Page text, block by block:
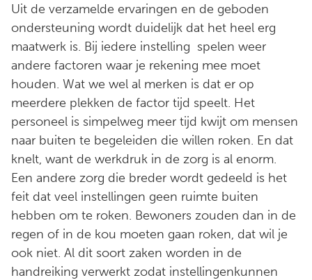
Uit de verzamelde ervaringen en de geboden
ondersteuning wordt duidelijk dat het heel erg
maatwerk is. Bij iedere instelling spelen weer
andere factoren waar je rekening mee moet
houden. Wat we wel al merken is dat er op
meerdere plekken de factor tijd speelt. Het
personeel is simpelweg meer tijd kwijt om mensen
naar buiten te begeleiden die willen roken. En dat
knelt, want de werkdruk in de zorg is al enorm.
Een andere zorg die breder wordt gedeeld is het
feit dat veel instellingen geen ruimte buiten
hebben om te roken. Bewoners zouden dan in de
regen of in de kou moeten gaan roken, dat wil je
ook niet. Al dit soort zaken worden in de
handreiking verwerkt zodat instellingenkunnen